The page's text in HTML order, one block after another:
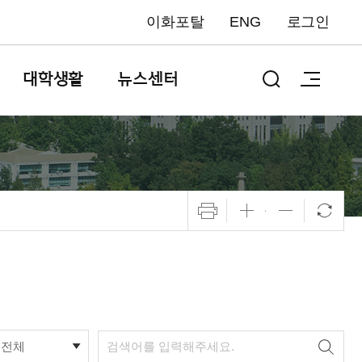
이화포탈 ENG 로그인
대학생활 뉴스센터
전체